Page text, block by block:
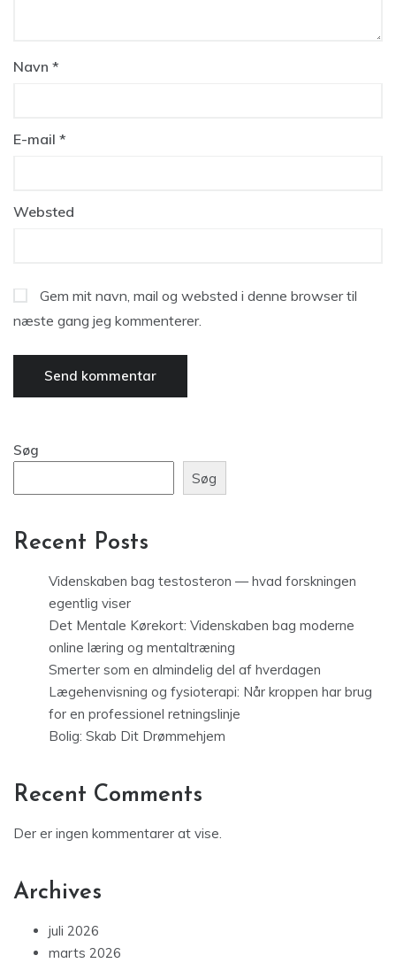
Navn *
E-mail *
Websted
Gem mit navn, mail og websted i denne browser til
næste gang jeg kommenterer.
Søg
Søg
Recent Posts
Videnskaben bag testosteron — hvad forskningen
egentlig viser
Det Mentale Kørekort: Videnskaben bag moderne
online læring og mentaltræning
Smerter som en almindelig del af hverdagen
Lægehenvisning og fysioterapi: Når kroppen har brug
for en professionel retningslinje
Bolig: Skab Dit Drømmehjem
Recent Comments
Der er ingen kommentarer at vise.
Archives
juli 2026
marts 2026